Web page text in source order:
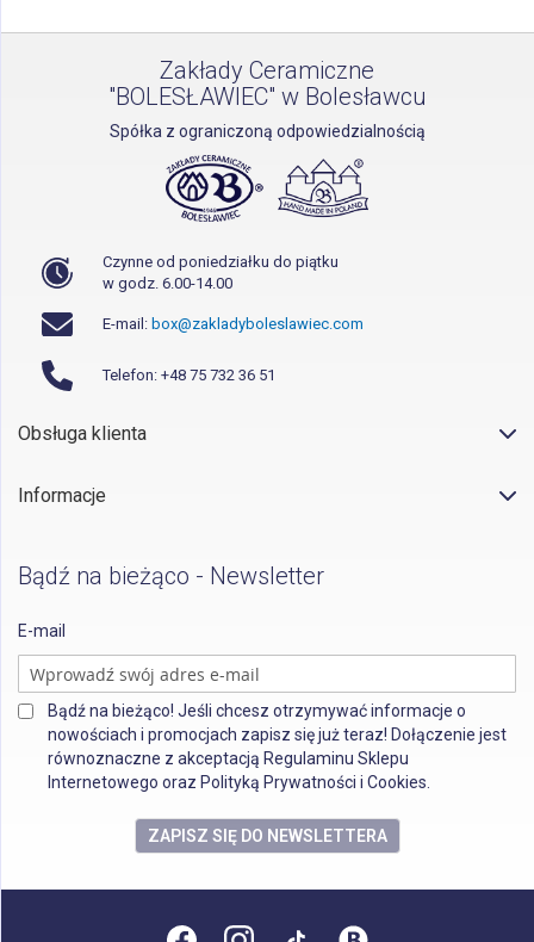
Zakłady Ceramiczne
"BOLESŁAWIEC" w Bolesławcu
Spółka z ograniczoną odpowiedzialnością
Czynne od poniedziałku do piątku
w godz. 6.00-14.00
E-mail: box@zakladyboleslawiec.com
Telefon: +48 75 732 36 51
Obsługa klienta
Informacje
Bądź na bieżąco - Newsletter
E-mail
Bądź na bieżąco! Jeśli chcesz otrzymywać informacje o
nowościach i promocjach zapisz się już teraz! Dołączenie jest
równoznaczne z akceptacją Regulaminu Sklepu
Internetowego oraz Polityką Prywatności i Cookies.
ZAPISZ SIĘ DO NEWSLETTERA